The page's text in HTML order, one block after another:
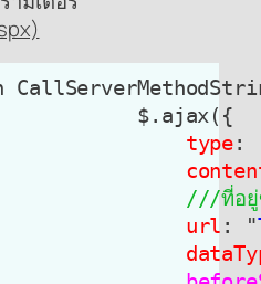
$.ajax({
type:
///ที่อยู่
url : "